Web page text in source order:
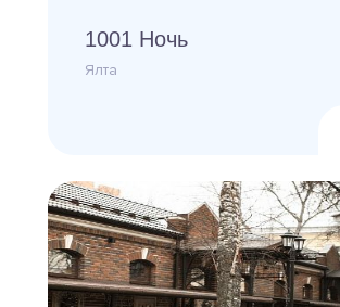
1001 Ночь
Ялта